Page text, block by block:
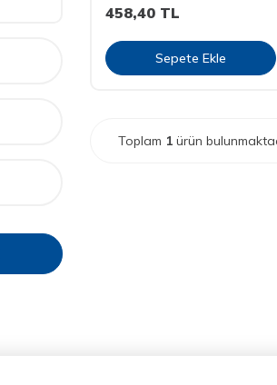
458,40 TL
Sepete Ekle
Toplam 1 ürün